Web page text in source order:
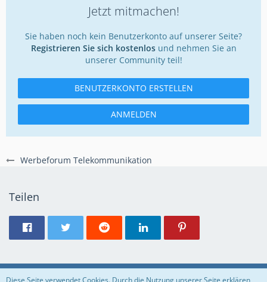
Werbeforum Telekommunikation
Jetzt mitmachen!
Sie haben noch kein Benutzerkonto auf unserer Seite?
Registrieren Sie sich kostenlosund nehmen Sie an
unserer Community teil!
BENUTZERKONTO ERSTELLEN
ANMELDEN
Teilen
Regeln Datenschutzerklärung Impressum
Diese Seite verwendet Cookies. Durch die Nutzung unserer Seite erklären